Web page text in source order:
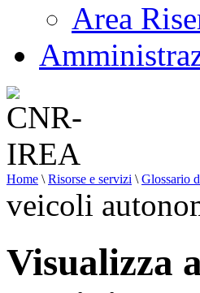
Area
Home \ Risorse e servizi \ Glossario
veicoli
Visualizza